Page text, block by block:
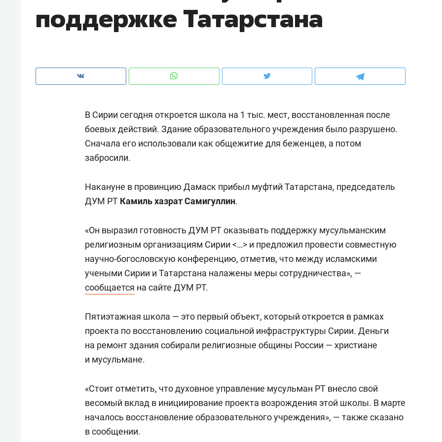
поддержке Татарстана
В Сирии сегодня откроется школа на 1 тыс. мест, восстановленная после
боевых действий. Здание образовательного учреждения было разрушено.
Сначала его использовали как общежитие для беженцев, а потом
забросили.
Накануне в провинцию Дамаск прибыл муфтий Татарстана, председатель
ДУМ РТ Камиль хазрат Самигуллин.
«Он выразил готовность ДУМ РТ оказывать поддержку мусульманским
религиозным организациям Сирии <…> и предложил провести совместную
научно-богословскую конференцию, отметив, что между исламскими
учеными Сирии и Татарстана налажены меры сотрудничества», —
сообщается на сайте ДУМ РТ.
Пятиэтажная школа — это первый объект, который откроется в рамках
проекта по восстановлению социальной инфраструктуры Сирии. Деньги
на ремонт здания собирали религиозные общины России — христиане
и мусульмане.
«Стоит отметить, что духовное управление мусульман РТ внесло свой
весомый вклад в инициирование проекта возрождения этой школы. В марте
началось восстановление образовательного учреждения», — также сказано
в сообщении.
рынки, почему надо знать аксакалов и
чем интересен Оман?
клиентах и чудных запросах мастеров
Оставить шум за волной: как
строят тишину в казанском
Психотерапевт «Фороса»:
«Директорский невроз» –
свою сверхнагрузку
стрессом»
Дизайнер-прораб
для меня это